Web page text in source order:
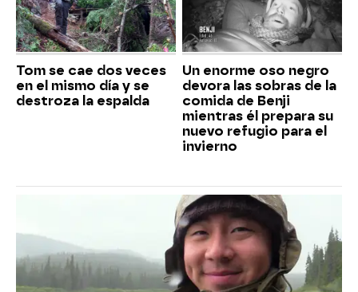
Tom se cae dos veces
en el mismo día y se
destroza la espalda
Un enorme oso negro
devora las sobras de la
comida de Benji
mientras él prepara su
nuevo refugio para el
invierno